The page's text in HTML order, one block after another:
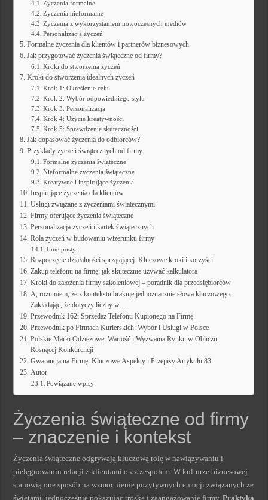
Życzenia formalne
Życzenia nieformalne
Życzenia z wykorzystaniem nowoczesnych mediów
Personalizacja życzeń
Formalne życzenia dla klientów i partnerów biznesowych
Jak przygotować życzenia świąteczne od firmy?
Kroki do stworzenia życzeń
Kroki do stworzenia idealnych życzeń
Krok 1: Określenie celu
Krok 2: Wybór odpowiedniego stylu
Krok 3: Personalizacja
Krok 4: Użycie kreatywności
Krok 5: Sprawdzenie skuteczności
Jak dopasować życzenia do odbiorców?
Przykłady życzeń świątecznych od firmy
Formalne życzenia świąteczne
Nieformalne życzenia świąteczne
Kreatywne i inspirujące życzenia
Inspirujące życzenia dla klientów
Usługi związane z życzeniami świątecznymi
Firmy oferujące życzenia świąteczne
Personalizacja życzeń i kartek świątecznych
Rola życzeń w budowaniu wizerunku firmy
Inne posty:
Rozpoczęcie działalności sprzątającej: Kluczowe kroki i korzyści
Zakup telefonu na firmę: jak skutecznie używać kalkulatora
Kroki do założenia firmy szkoleniowej – poradnik dla przedsiębiorców
A, rozumiem, że z kontekstu brakuje jednoznacznie słowa kluczowego.
Zakładając, że dotyczy liczby w …
Przewodnik 162: Sprzedaż Telefonu Kupionego na Firmę
Przewodnik po Firmach Kurierskich: Wybór i Usługi w Polsce
Polskie Marki Odzieżowe: Wartość i Wyzwania Rynku w Obliczu
Rosnącej Konkurencji
Gwarancja na Firmę: Kluczowe Aspekty i Przepisy Artykułu 83
Autor
Powiązane wpisy:
Życzenia świąteczne od firmy
– znaczenie i kontekst
Życzenia świąteczne odgrywają kluczową rolę w nawiązywaniu i
pielęgnowaniu relacji z klientami oraz zespołem. W kulturze biznesowej
stanowią one sposób na wzmocnienie pozytywnych emocji związanych ze
świętami, jednocześnie pokazując troskę i zaangażowanie firmy.Praktyka